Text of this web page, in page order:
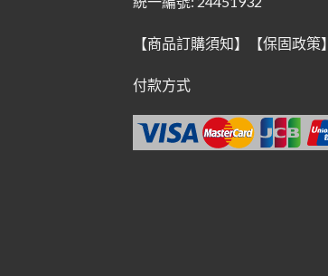
【商品訂購須知】 【保固政策】
付款方式